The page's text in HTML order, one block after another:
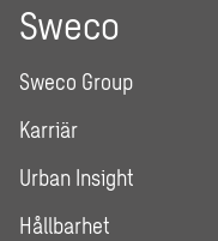
Sweco
Sweco Group
Karriär
Urban Insight
Hållbarhet